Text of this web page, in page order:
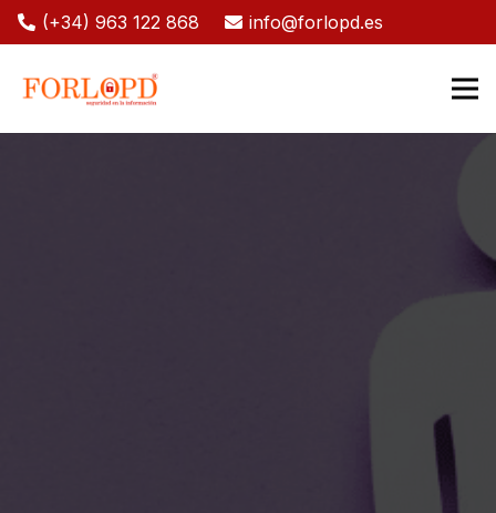
(+34) 963 122 868 info@forlopd.es